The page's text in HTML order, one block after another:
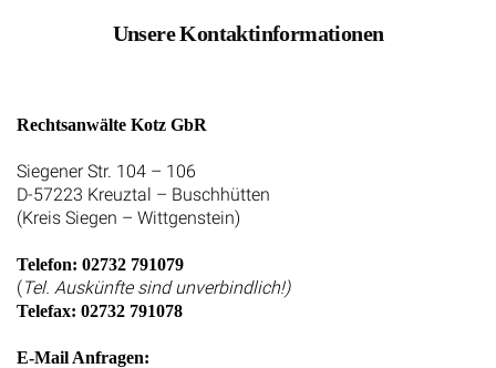
Unsere Kontaktinformationen
Rechtsanwälte Kotz GbR
Siegener Str. 104 – 106
D-57223 Kreuztal – Buschhütten
(Kreis Siegen – Wittgenstein)
Telefon: 02732 791079
(Tel. Auskünfte sind unverbindlich!)
Telefax: 02732 791078
E-Mail Anfragen: